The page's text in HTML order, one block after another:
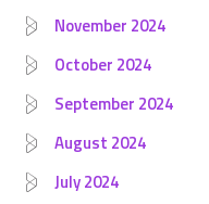
November 2024
October 2024
September 2024
August 2024
July 2024